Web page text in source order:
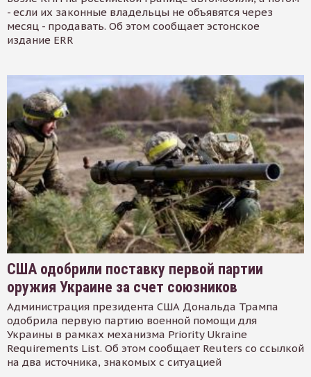
- если их законные владельцы не объявятся через
месяц - продавать. Об этом сообщает эстонское
издание ERR
США одобрили поставку первой партии
оружия Украине за счет союзников
Администрация президента США Дональда Трампа
одобрила первую партию военной помощи для
Украины в рамках механизма Priority Ukraine
Requirements List. Об этом сообщает Reuters со ссылкой
на два источника, знакомых с ситуацией